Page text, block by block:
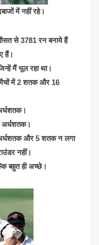
में नहीं रहे।
से 3781 रन बनाये हैं
हैं।
मैं भूल रहा था।
मैचों में 2 शतक और 16
और 5 शतक न लगा
नहीं।
बहुत ही अच्छे।